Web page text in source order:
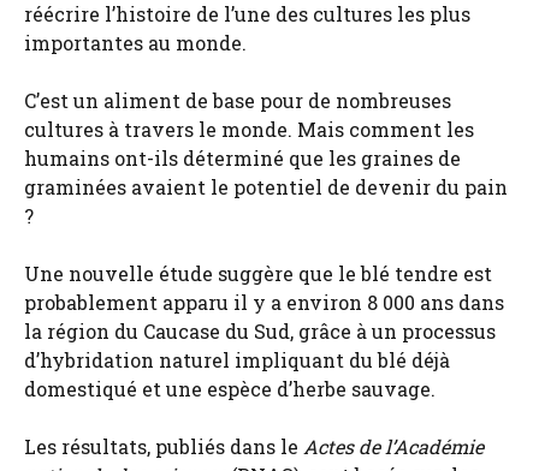
réécrire l’histoire de l’une des cultures les plus
importantes au monde.
C’est un aliment de base pour de nombreuses
cultures à travers le monde. Mais comment les
humains ont-ils déterminé que les graines de
graminées avaient le potentiel de devenir du pain
?
Une nouvelle étude suggère que le blé tendre est
probablement apparu il y a environ 8 000 ans dans
la région du Caucase du Sud, grâce à un processus
d’hybridation naturel impliquant du blé déjà
domestiqué et une espèce d’herbe sauvage.
Les résultats, publiés dans le Actes de l’Académie